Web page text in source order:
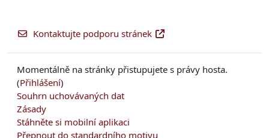
Kontaktujte podporu stránek
Momentálně na stránky přistupujete s právy hosta.
(Přihlášení)
Souhrn uchovávaných dat
Zásady
Stáhněte si mobilní aplikaci
Přepnout do standardního motivu